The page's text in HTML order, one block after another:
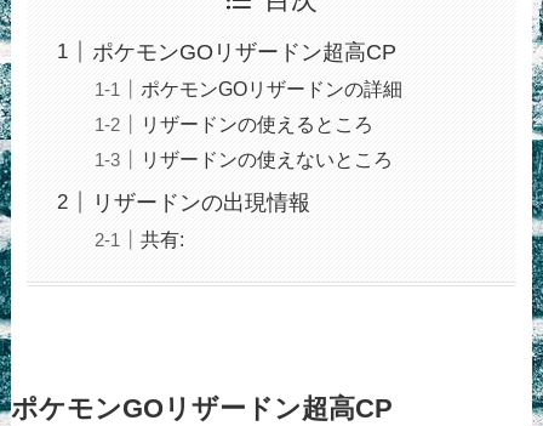
ポケモンGOリザードン超高CP
ポケモンGOリザードンの詳細
リザードンの使えるところ
リザードンの使えないところ
リザードンの出現情報
共有:
ポケモンGOリザードン超高CP